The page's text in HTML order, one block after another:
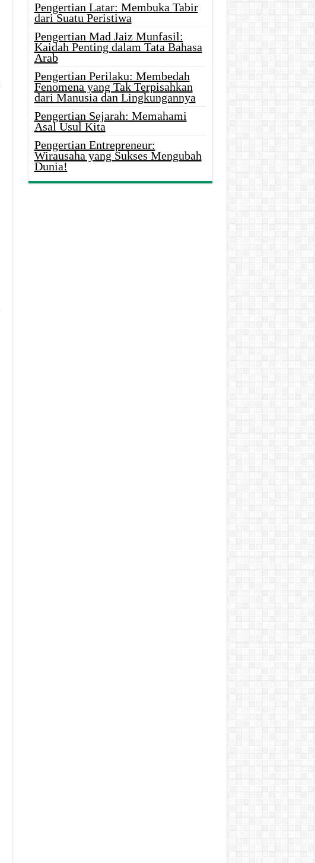
Pengertian Latar: Membuka Tabir
dari Suatu Peristiwa
Pengertian Mad Jaiz Munfasil:
Kaidah Penting dalam Tata Bahasa
Arab
Pengertian Perilaku: Membedah
Fenomena yang Tak Terpisahkan
dari Manusia dan Lingkungannya
Pengertian Sejarah: Memahami
Asal Usul Kita
Pengertian Entrepreneur:
Wirausaha yang Sukses Mengubah
Dunia!